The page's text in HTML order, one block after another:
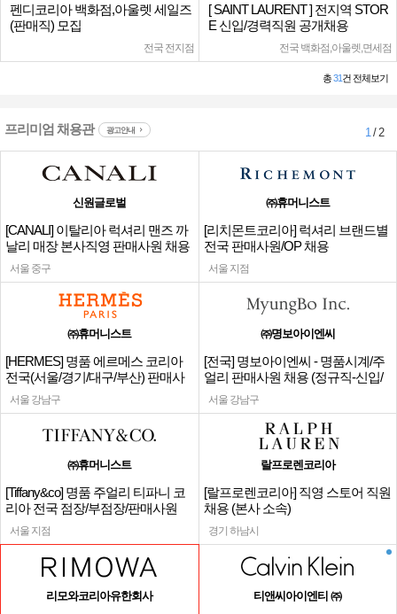
펜디코리아 백화점,아울렛 세일즈
(판매직) 모집
전국 전지점
[ SAINT LAURENT ] 전지역 STOR
E 신입/경력직원 공개채용
전국 백화점,아울렛,면세점
총31건 전체보기
프리미엄 채용관 광고안내 1/ 2
신원글로벌
[CANALI] 이탈리아 럭셔리 맨즈 까
날리 매장 본사직영 판매사원 채용
서울 중구
㈜휴머니스트
[리치몬트코리아] 럭셔리 브랜드별
전국 판매사원/OP 채용
서울 지점
㈜휴머니스트
[HERMES] 명품 에르메스 코리아
전국(서울/경기/대구/부산) 판매사
원
서울 강남구
㈜명보아이엔씨
[전국] 명보아이엔씨 - 명품시계/주
얼리 판매사원 채용 (정규직-신입/
경력)
서울 강남구
㈜휴머니스트
[Tiffany&co] 명품 주얼리 티파니 코
리아 전국 점장/부점장/판매사원
서울 지점
랄프로렌코리아
[랄프로렌코리아] 직영 스토어 직원
채용 (본사 소속)
경기 하남시
리모와코리아유한회사 티앤씨아이엔티 ㈜